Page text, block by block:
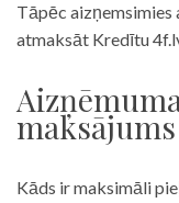
Tāpēc aizņemsimies
atmaksāt Kredītu
maksājums
Kāds ir maksimāli